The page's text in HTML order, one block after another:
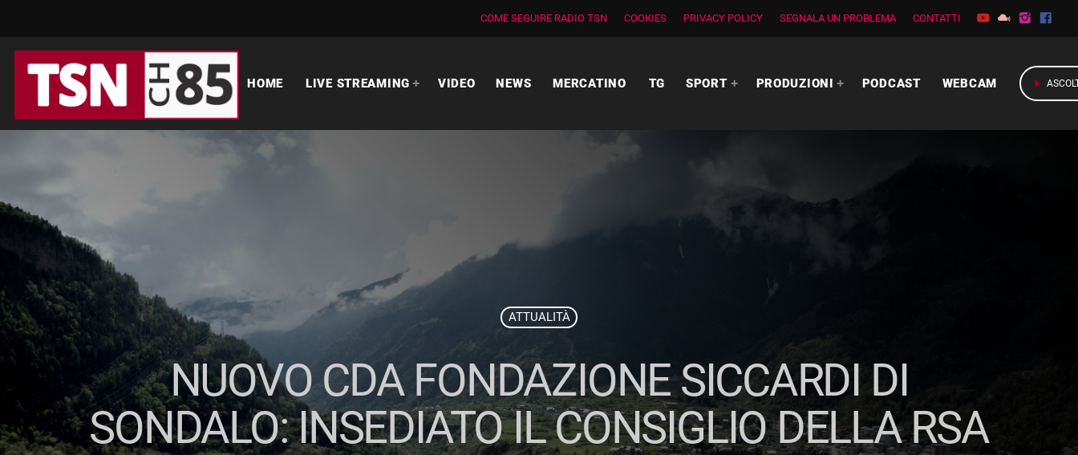
COME SEGUIRE RADIO TSN COOKIES PRIVACY POLICY SEGNALA UN PROBLEMA CONTATTI
HOME LIVE STREAMING VIDEO NEWS MERCATINO TG SPORT PRODUZIONI PODCAST WEBCAM play_arrow
ATTUALITÀ
NUOVO CDA FONDAZIONE SICCARDI DI
SONDALO: INSEDIATO IL CONSIGLIO DELLA RSA